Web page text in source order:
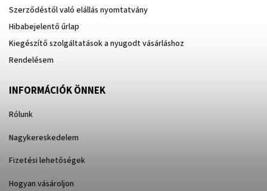
Szerződéstől való elállás nyomtatvány
Hibabejelentő űrlap
Kiegészítő szolgáltatások a nyugodt vásárláshoz
Rendelésem
INFORMÁCIÓK ÖNNEK
Rólunk
Nagykereskedelem
Fizetési lehetőségek
Hogyan vásároljon